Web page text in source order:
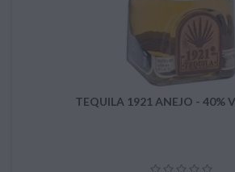
TEQUILA 1921 ANEJO - 40%